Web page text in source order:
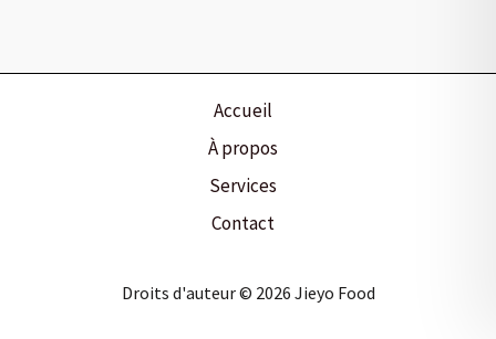
Accueil
À propos
Services
Contact
Droits d'auteur © 2026 Jieyo Food